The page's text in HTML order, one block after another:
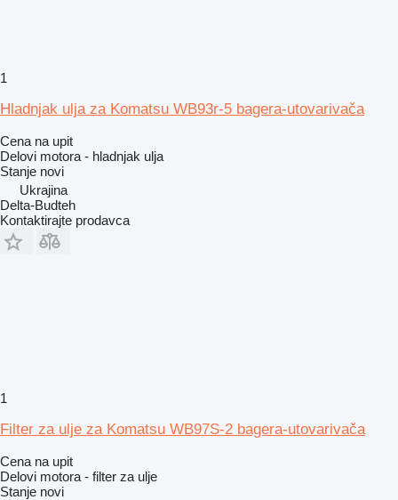
1
Hladnjak ulja za Komatsu WB93r-5 bagera-utovarivača
Cena na upit
Delovi motora - hladnjak ulja
Stanje novi
Ukrajina
Delta-Budteh
Kontaktirajte prodavca
1
Filter za ulje za Komatsu WB97S-2 bagera-utovarivača
Cena na upit
Delovi motora - filter za ulje
Stanje novi